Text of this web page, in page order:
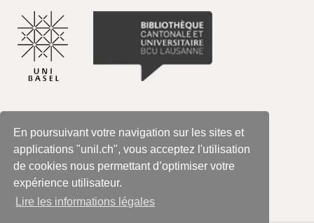
En poursuivant votre navigation sur les sites et
applications "unil.ch", vous acceptez l'utilisation
de cookies nous permettant d’optimiser votre
expérience utilisateur.
Lire les informations légales